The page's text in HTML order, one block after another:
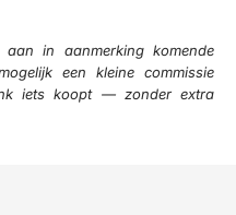
in aanmerking komende
een kleine commissie
iets koopt — zonder extra